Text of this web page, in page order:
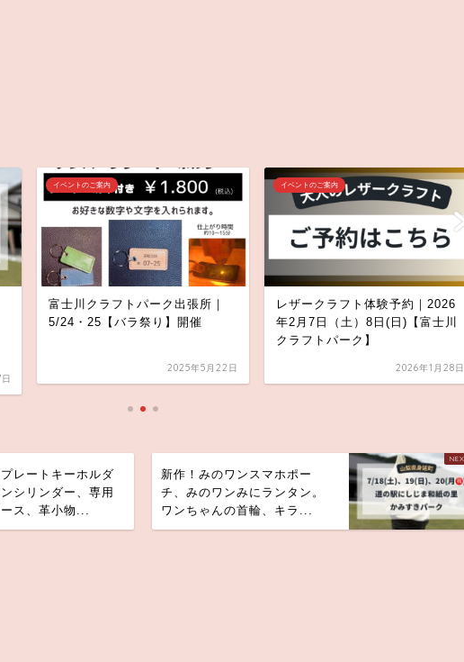
イベントのご案内
富士川クラフトパーク出張所｜
5/24・25【バラ祭り】開催
2025年5月22日
イベントのご案内
レザークラフト体験予約｜2026
年2月7日（土）8日(日)【富士川
クラフトパーク】
2026年1月28日
レートキーホルダ
シリンダー、専用
ス、革小物...
新作！みのワンスマホポー
チ、みのワンみにランタン。
ワンちゃんの首輪、キラ...